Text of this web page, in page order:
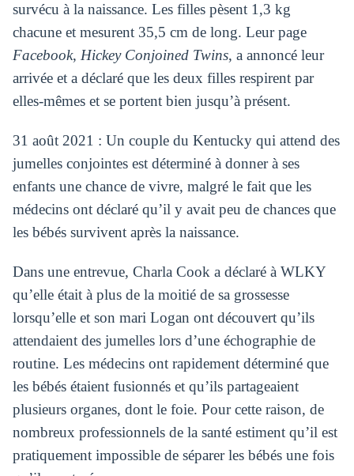
survécu à la naissance. Les filles pèsent 1,3 kg
chacune et mesurent 35,5 cm de long. Leur page
Facebook, Hickey Conjoined Twins, a annoncé leur
arrivée et a déclaré que les deux filles respirent par
elles-mêmes et se portent bien jusqu’à présent.
31 août 2021 : Un couple du Kentucky qui attend des
jumelles conjointes est déterminé à donner à ses
enfants une chance de vivre, malgré le fait que les
médecins ont déclaré qu’il y avait peu de chances que
les bébés survivent après la naissance.
Dans une entrevue, Charla Cook a déclaré à WLKY
qu’elle était à plus de la moitié de sa grossesse
lorsqu’elle et son mari Logan ont découvert qu’ils
attendaient des jumelles lors d’une échographie de
routine. Les médecins ont rapidement déterminé que
les bébés étaient fusionnés et qu’ils partageaient
plusieurs organes, dont le foie. Pour cette raison, de
nombreux professionnels de la santé estiment qu’il est
pratiquement impossible de séparer les bébés une fois